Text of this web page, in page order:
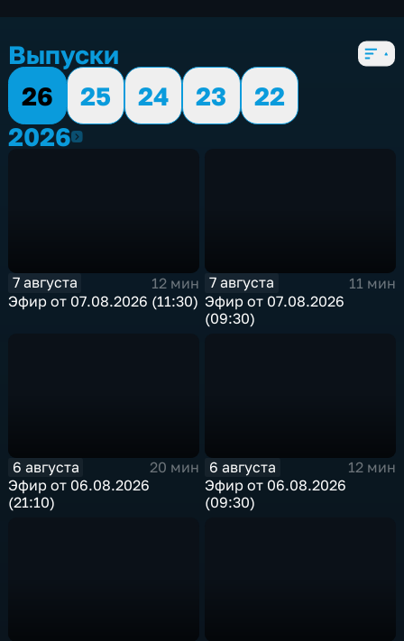
Выпуски
26
25 24 23
22
20262026
7 августа
12 мин
Эфир от 07.08.2026 (11:30)
7 августа
11 мин
Эфир от 07.08.2026
(09:30)
6 августа
20 мин
Эфир от 06.08.2026
(21:10)
6 августа
12 мин
Эфир от 06.08.2026
(09:30)